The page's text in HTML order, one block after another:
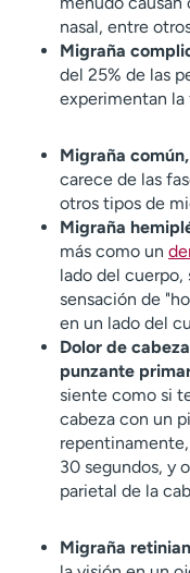
nasal, entre
Migraña
del 25% de las
experimentan la
Migraña
carece de las
otros tipos de
Migraña
más como un
lado del cuerpo,
sensación de
en un lado del
Dolor de
punzante
siente como si
cabeza con un
30 segundos, y
parietal de la
Migraña